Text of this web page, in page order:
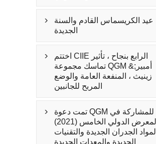

عيد الكريسماس القادم والسنة
الجديدة

اختتم CIIE الرابع بنجاح ، تأثير
تماسك مجموعة QGM &أمبير;
زينيث ، المنفعة العامة والوضع
المربح للجانبين

تمت دعوة QGM للمشاركة في
المعرض الدولي الخامس (2021)
لمواد الجدران الجديدة والتقنيات
الجديدة والمعدات الجديدة